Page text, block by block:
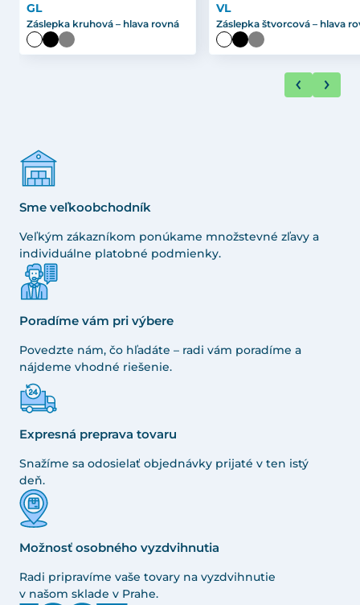
GL
Záslepka kruhová – hlava rovná
VL
Záslepka štvorcová – hlava
Sme veľkoobchodník
Veľkým zákazníkom ponúkame množstevné zľavy a
individuálne platobné podmienky.
Poradíme vám pri výbere
Povedzte nám, čo hľadáte – radi vám poradíme a
nájdeme vhodné riešenie.
Expresná preprava tovaru
Snažíme sa odosielať objednávky prijaté v ten istý
deň.
Možnosť osobného vyzdvihnutia
Radi pripravíme vaše tovary na vyzdvihnutie
v našom sklade v Prahe.